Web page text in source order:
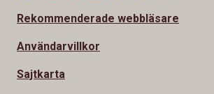
Rekommenderade webbläsare
Användarvillkor
Sajtkarta